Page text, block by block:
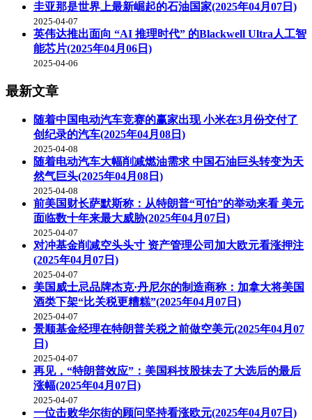
圭亚那是世界上最新崛起的石油国家(2025年04月07日)
2025-04-07
英伟达推出面向 “AI 推理时代” 的Blackwell Ultra人工智
能芯片(2025年04月06日)
2025-04-06
最新文章
随着中国电动汽车竞赛的赢家出现 小米在3月份交付了
创纪录的汽车(2025年04月08日)
2025-04-08
随着电动汽车大幅削减燃油需求 中国石油巨头转变为天
然气巨头(2025年04月08日)
2025-04-08
前美国财长萨默斯称：从特朗普“可怕”的举动来看 美元
面临数十年来最大威胁(2025年04月07日)
2025-04-07
对冲基金削减空头头寸 资产管理公司加大欧元看涨押注
(2025年04月07日)
2025-04-07
美国威士忌品牌杰克·丹尼尔的制造商称：加拿大将美国
酒类下架“比关税更糟糕”(2025年04月07日)
2025-04-07
景顺基金经理在特朗普关税之前做空美元(2025年04月07
日)
2025-04-07
再见，“特朗普效应”：美国科技股抹去了大选后的最后
涨幅(2025年04月07日)
2025-04-07
一位击败华尔街的顾问坚持看涨欧元(2025年04月07日)